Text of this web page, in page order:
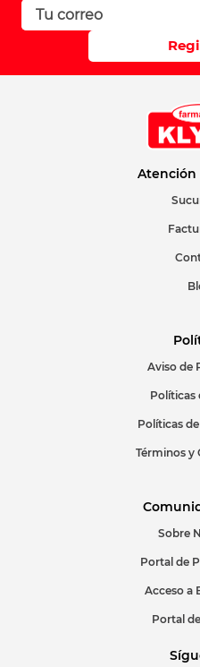
Califique el producto
Correo electrónico
ENVIAR
Atención
Aviso de
Políticas
Políticas
Términos y
Sobre
Portal de
Acceso a
Portal